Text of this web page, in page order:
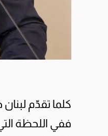
كلما تقدّم
ففي اللحظة